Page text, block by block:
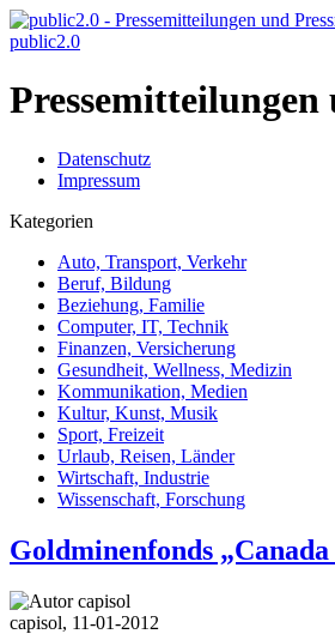
public2.0
Pressemitteilungen
Datenschutz
Impressum
Kategorien
Auto, Transport, Verkehr
Beruf, Bildung
Beziehung, Familie
Computer, IT, Technik
Finanzen, Versicherung
Gesundheit, Wellness, Medizin
Kommunikation, Medien
Kultur, Kunst, Musik
Sport, Freizeit
Urlaub, Reisen, Länder
Wirtschaft, Industrie
Wissenschaft, Forschung
Goldminenfonds
capisol, 11-01-2012